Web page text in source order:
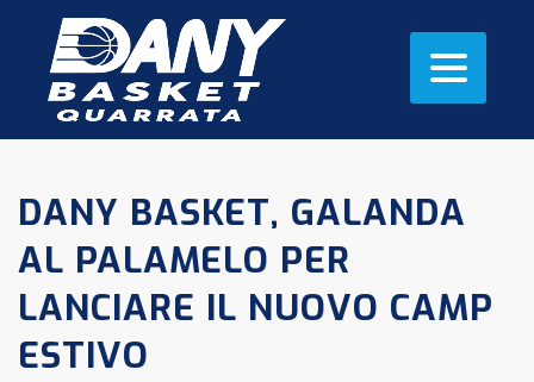
DANY BASKET, GALANDA
AL PALAMELO PER
LANCIARE IL NUOVO CAMP
ESTIVO